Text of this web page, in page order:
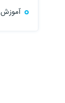
آموزش